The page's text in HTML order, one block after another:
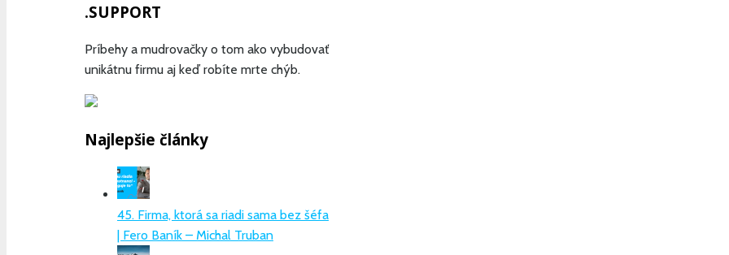
.SUPPORT
Príbehy a mudrovačky o tom ako vybudovať
unikátnu firmu aj keď robíte mrte chýb.
Najlepšie články
45. Firma, ktorá sa riadi sama bez šéfa
| Fero Baník – Michal Truban